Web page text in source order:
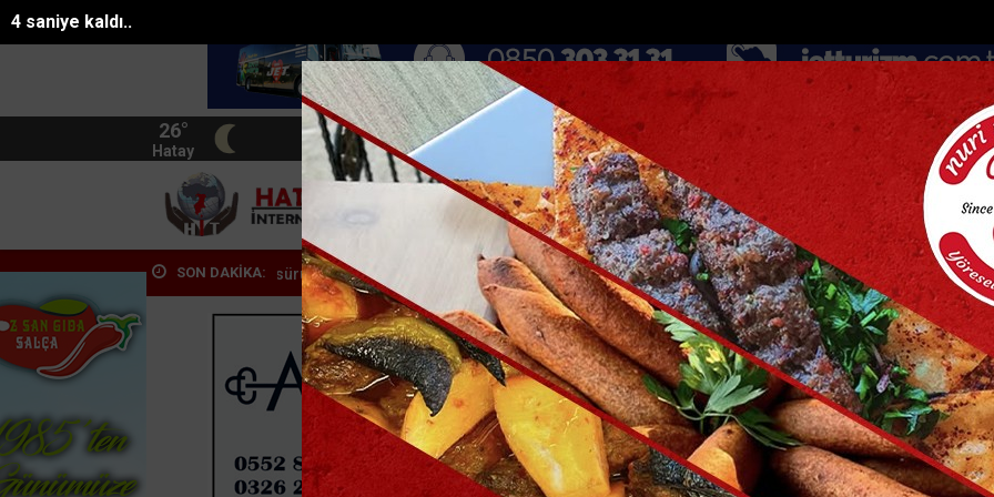
2 saniye kaldı..
26°
Hatay
BIST 13.744 DOLAR 53.5186
HATAY GÜNDEM MAGAZİN KADIN-YAŞAM SPOR SAĞLIK
SON DAKİKA:
Eyüp Can davası sürüyor Manavgat Belediyesinden yaylalara kütüphane d... Mersinde patlayan domates konservesi 9 aylık...
Yazarlar Web TV